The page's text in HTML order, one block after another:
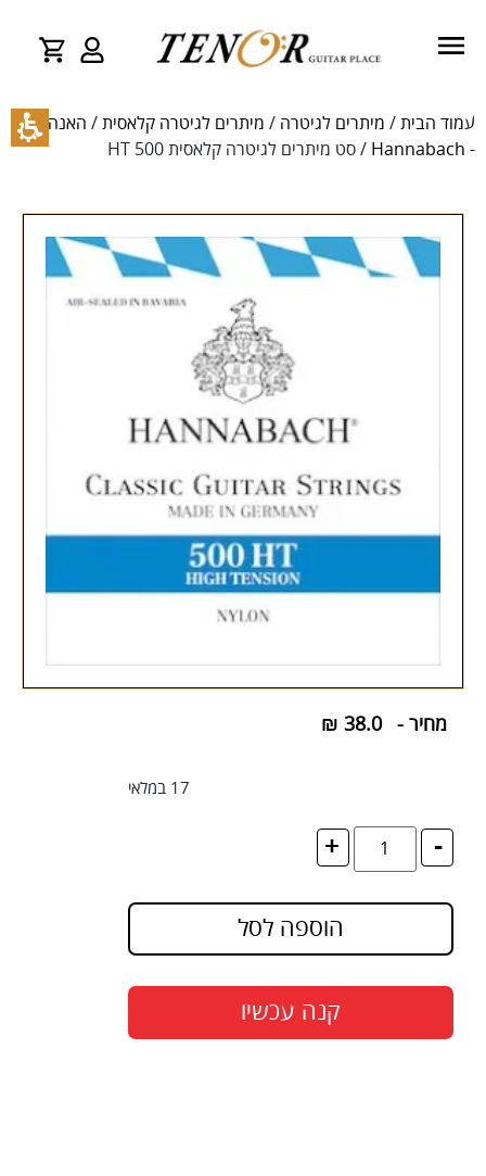
עמוד הבית / מיתרים לגיטרה / מיתרים לגיטרה קלאסית / האנהבאך
- Hannabach
/ סט מיתרים לגיטרה קלאסית HT 500
מחיר - ₪ 38.0
17 במלאי
-
+
הוספה לסל
קנה עכשיו